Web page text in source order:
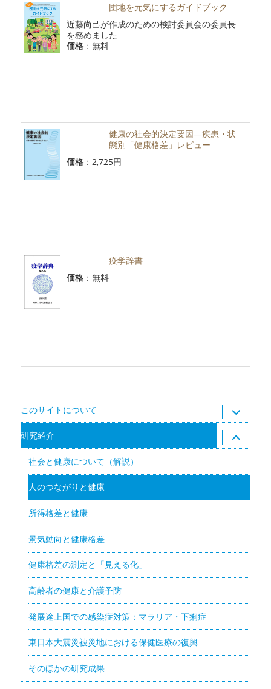
団地を元気にするガイドブック
近藤尚己が作成のための検討委員会の委員長
を務めました
価格 ：無料
健康の社会的決定要因―疾患・状
態別「健康格差」レビュー
価格 ：2,725円
疫学辞書
価格 ：無料
このサイトについて サ
ブ
メ
ニ
ュ
ー
開
研究紹介
ブ
メ
ー
開
社会と健康について（解説）
人のつながりと健康
所得格差と健康
景気動向と健康格差
健康格差の測定と「見える化」
高齢者の健康と介護予防
発展途上国での感染症対策：マラリア・下痢症
東日本大震災被災地における保健医療の復興
そのほかの研究成果